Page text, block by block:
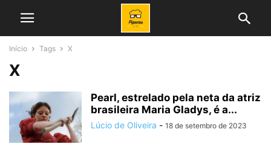
Início Tags X
X
Pearl, estrelado pela neta da atriz
brasileira Maria Gladys, é a...
Lúcio de Oliveira - 18 de setembro de 2023